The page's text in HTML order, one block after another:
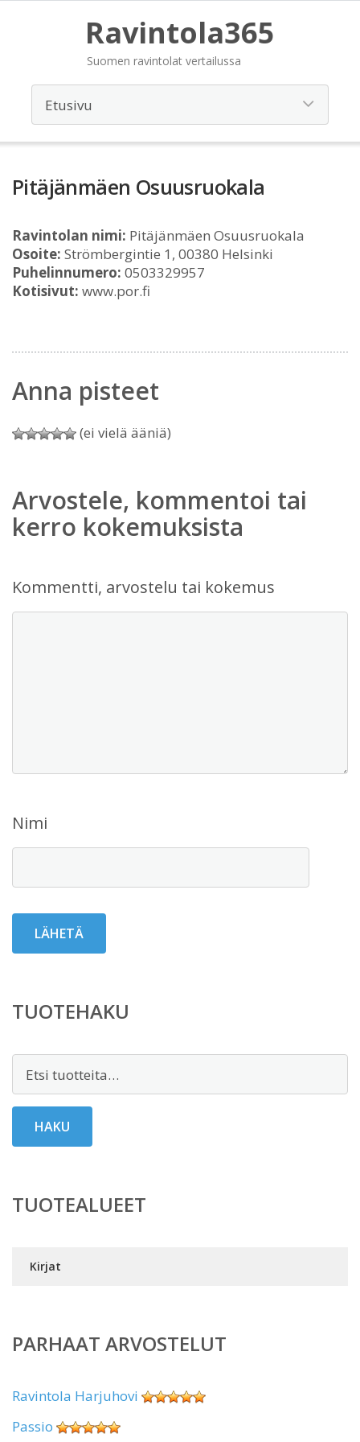
Ravintola365
Suomen ravintolat vertailussa
Pitäjänmäen Osuusruokala
Ravintolan nimi: Pitäjänmäen Osuusruokala
Osoite: Strömbergintie 1, 00380 Helsinki
Puhelinnumero: 0503329957
Kotisivut: www.por.fi
Anna pisteet
(ei vielä ääniä)
Arvostele, kommentoi tai
kerro kokemuksista
Kommentti, arvostelu tai kokemus
Nimi
TUOTEHAKU
HAKU
TUOTEALUEET
Kirjat
PARHAAT ARVOSTELUT
Ravintola Harjuhovi
Passio